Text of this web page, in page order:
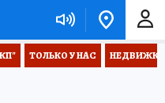
ТОЛЬКО У НАС НЕДВИЖКА